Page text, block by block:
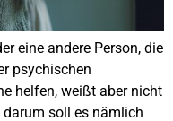
eine andere Person, die
psychischen
helfen, weißt aber nicht
darum soll es nämlich